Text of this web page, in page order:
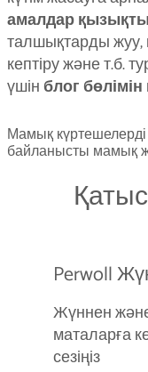
амалдар
талшықтарды жуу,
кептіру және т.б.
үшінблог бөлімін
Мамық
байланысты мамық
Perwoll
Жүннен
маталарға
сезіңіз